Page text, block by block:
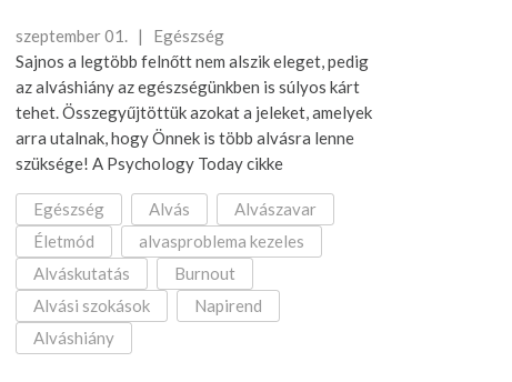
szeptember 01. | Egészség
Sajnos a legtöbb felnőtt nem alszik eleget, pedig
az alváshiány az egészségünkben is súlyos kárt
tehet. Összegyűjtöttük azokat a jeleket, amelyek
arra utalnak, hogy Önnek is több alvásra lenne
szüksége! A Psychology Today cikke
Egészség Alvás
Alvászavar
Életmód
alvasproblema kezeles
Alváskutatás
Burnout
Alvási szokások
Napirend
Alváshiány